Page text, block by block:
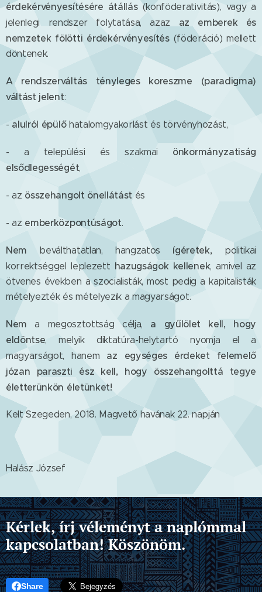
érdekérvényesítésére átállás(konföderativitás), vagy a
jelenlegi rendszer folytatása, azaz az emberek és
nemzetek fölötti érdekérvényesítés(föderáció) mellett
döntenek.
A rendszerváltás tényleges koreszme (paradigma)
váltást jelent:
- alulról épülőhatalomgyakorlást és törvényhozást,
- a települési és szakmai önkormányzatiság
elsődlegességét,
- az összehangolt önellátást és
- az emberközpontúságot.
Nem beválthatatlan, hangzatos ígéretek, politikai
korrektséggel leplezett hazugságok kellenek, amivel az
ötvenes években a szocialisták, most pedig a kapitalisták
mételyezték és mételyezik a magyarságot.
Nem a megosztottság célja, a gyűlölet kell, hogy
eldöntse, melyik diktatúra-helytartó nyomja el a
magyarságot, hanem az egységes érdeket felemelő
józan paraszti ész kell, hogy összehangolttá tegye
életterünkön életünket!
Kelt Szegeden, 2018. Magvető havának 22. napján
Halász József
Kérlek, írj véleményt a naplómmal
kapcsolatban! Köszönöm.
Share